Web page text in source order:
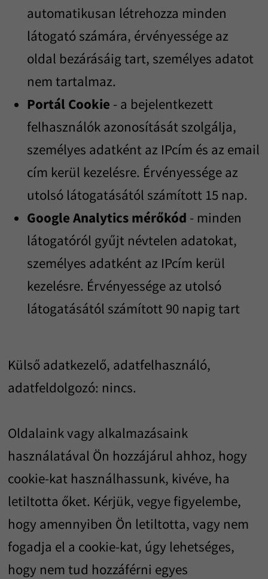
automatikusan létrehozza minden
látogató számára, érvényessége az
oldal bezárásáig tart, személyes adatot
nem tartalmaz.
Portál Cookie - a bejelentkezett
felhasználók azonosítását szolgálja,
személyes adatként az IPcím és az email
cím kerül kezelésre. Érvényessége az
utolsó látogatásától számított 15 nap.
Google Analytics mérőkód - minden
látogatóról gyűjt névtelen adatokat,
személyes adatként az IPcím kerül
kezelésre. Érvényessége az utolsó
látogatásától számított 90 napig tart
Külső adatkezelő, adatfelhasználó,
adatfeldolgozó: nincs.
Oldalaink vagy alkalmazásaink
használatával Ön hozzájárul ahhoz, hogy
cookie-kat használhassunk, kivéve, ha
letiltotta őket. Kérjük, vegye figyelembe,
hogy amennyiben Ön letiltotta, vagy nem
fogadja el a cookie-kat, úgy lehetséges,
hogy nem tud hozzáférni egyes